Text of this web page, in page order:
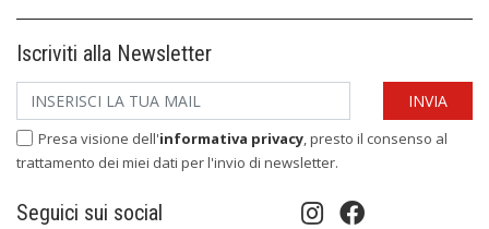
Iscriviti alla Newsletter
Presa visione dell'informativa privacy, presto il consenso al
trattamento dei miei dati per l'invio di newsletter.
Seguici sui social